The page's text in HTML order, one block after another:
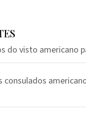
do visto americano
consulados